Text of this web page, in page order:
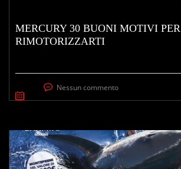
MERCURY 30 BUONI MOTIVI PER
RIMOTORIZZARTI
Nessun commento